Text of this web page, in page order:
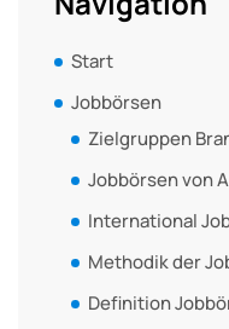
Start
Jobbörsen
Zielgruppen
Jobbörsen von
International
Methodik der
Definition